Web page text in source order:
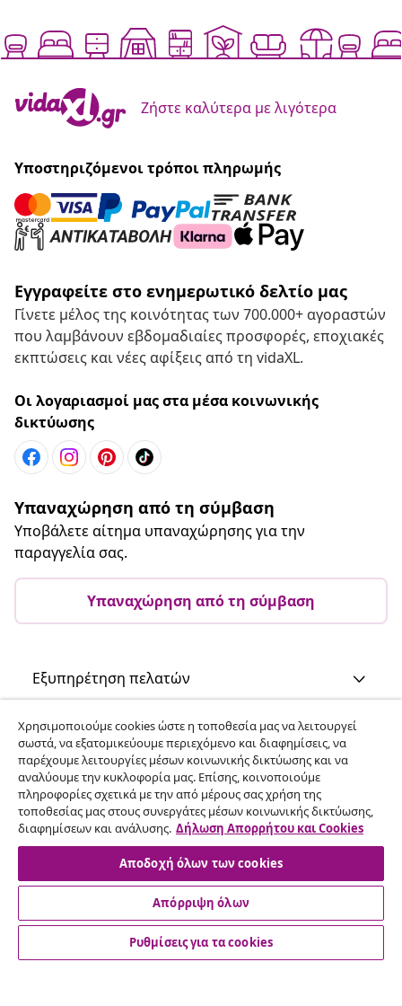
Ζήστε καλύτερα με λιγότερα
Υποστηριζόμενοι τρόποι πληρωμής
Εγγραφείτε στο ενημερωτικό δελτίο μας
Γίνετε μέλος της κοινότητας των 700.000+ αγοραστών
που λαμβάνουν εβδομαδιαίες προσφορές, εποχιακές
εκπτώσεις και νέες αφίξεις από τη vidaXL.
Οι λογαριασμοί μας στα μέσα κοινωνικής
δικτύωσης
Υπαναχώρηση από τη σύμβαση
Υποβάλετε αίτημα υπαναχώρησης για την
παραγγελία σας.
Υπαναχώρηση από τη σύμβαση
Εξυπηρέτηση πελατών
Επιχείρηση
vidaXL
Ανακαλύψτε περισσότερα
Χρησιμοποιούμε cookies ώστε η τοποθεσία μας να λειτουργεί
σωστά, να εξατομικεύουμε περιεχόμενο και διαφημίσεις, να
παρέχουμε λειτουργίες μέσων κοινωνικής δικτύωσης και να
αναλύουμε την κυκλοφορία μας. Επίσης, κοινοποιούμε
πληροφορίες σχετικά με την από μέρους σας χρήση της
τοποθεσίας μας στους συνεργάτες μέσων κοινωνικής δικτύωσης,
διαφημίσεων και ανάλυσης. Δήλωση Απορρήτου και Cookies
Αποδοχή όλων των cookies
Απόρριψη όλων
Ρυθμίσεις για τα cookies